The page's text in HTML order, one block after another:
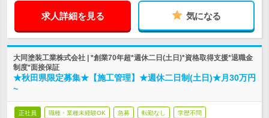
求人詳細を見る 気になる
大同塗装工業株式会社 | *創業70年超*週休二日(土日)*資格取得支援*退職金
制度*面接保証
★秋田県限定募集★【施工管理】★週休二日制(土日)★月30万円
~
正社員 職種・業種未経験OK 急募 転勤なし 学歴不問